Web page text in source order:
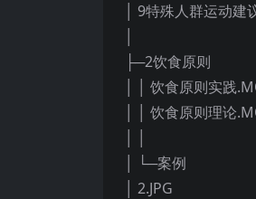
│ 9特殊人群运动建
├─2饮食原则
│ │ 饮食原则实践
│ │ 饮食原则理论
│ └─案例
│ 2.JPG